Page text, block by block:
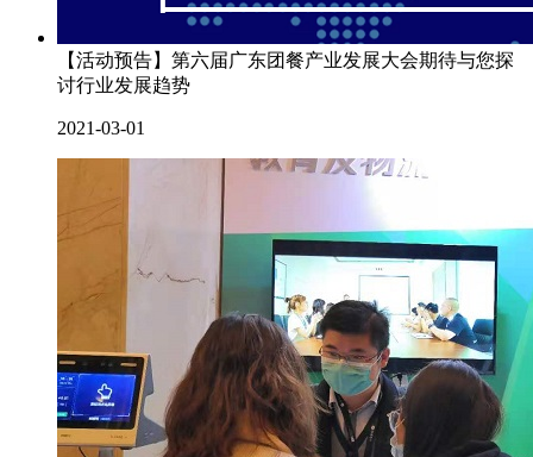
【活动预告】第六届广东团餐产业发展大会期待与您探
讨行业发展趋势
2021-03-01